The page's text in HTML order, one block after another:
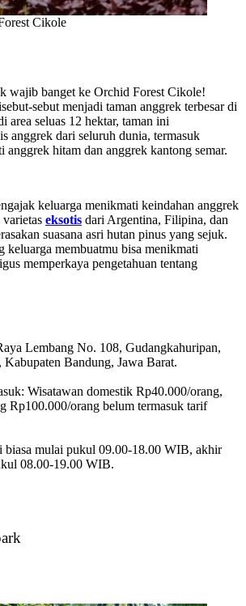
Cikole
wajib banget ke Orchid Forest Cikole!
sebut menjadi taman anggrek terbesar di
area seluas 12 hektar, taman ini
anggrek dari seluruh dunia, termasuk
anggrek hitam dan anggrek kantong semar.
keluarga menikmati keindahan anggrek
eksotis dari Argentina, Filipina, dan
suasana asri hutan pinus yang sejuk.
keluarga membuatmu bisa menikmati
memperkaya pengetahuan tentang
Lembang No. 108, Gudangkahuripan,
Bandung, Jawa Barat.
Wisatawan domestik Rp40.000/orang,
Rp100.000/orang belum termasuk tarif
biasa mulai pukul 09.00-18.00 WIB, akhir
08.00-19.00 WIB.